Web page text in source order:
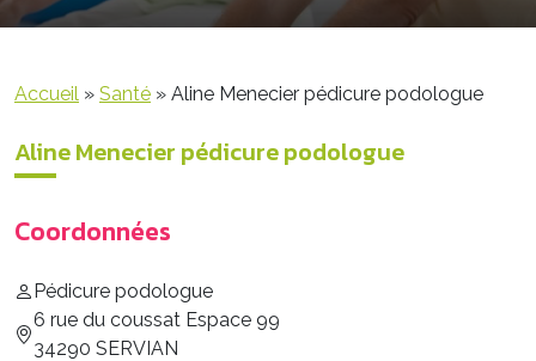
Accueil » Santé » Aline Menecier pédicure podologue
Aline Menecier pédicure podologue
Coordonnées
Pédicure podologue
6 rue du coussat Espace 99
34290 SERVIAN